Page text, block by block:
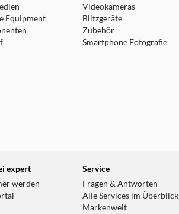
Equipment
Videokameras
Blitzgeräte
Zubehör
Smartphone Fotografie
expert
werden
Service
Fragen & Antworten
Alle Services im Überblick
Markenwelt